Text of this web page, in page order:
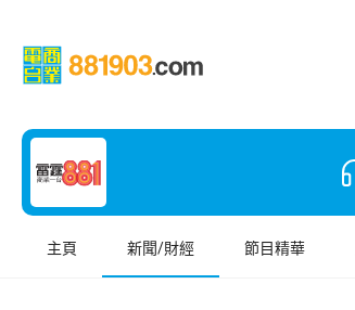
主頁 新聞/財經 節目精華